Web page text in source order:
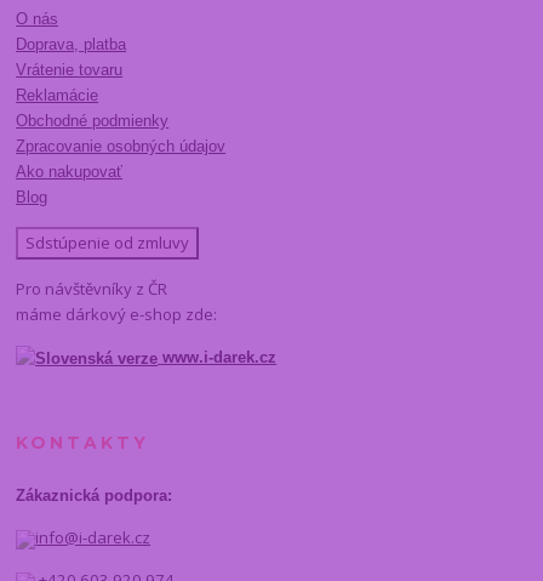
O nás
Doprava, platba
Vrátenie tovaru
Reklamácie
Obchodné podmienky
Zpracovanie osobných údajov
Ako nakupovať
Blog
Sdstúpenie od zmluvy
Pro návštěvníky z ČR
máme dárkový e-shop zde:
www.i-darek.cz
KONTAKTY
Zákaznická podpora:
info@i-darek.cz